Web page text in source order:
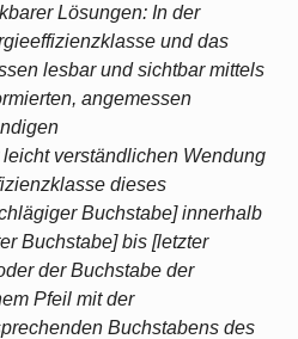
Lösungen: In der
und das
lesbar und sichtbar mittels
angemessen
verständlichen Wendung
dieses
Buchstabe] innerhalb
Buchstabe] bis [letzter
der Buchstabe der
Pfeil mit der
Buchstabens des